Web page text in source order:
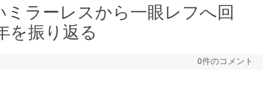
ラーレスから一眼レフへ回
を振り返る
0件のコメント